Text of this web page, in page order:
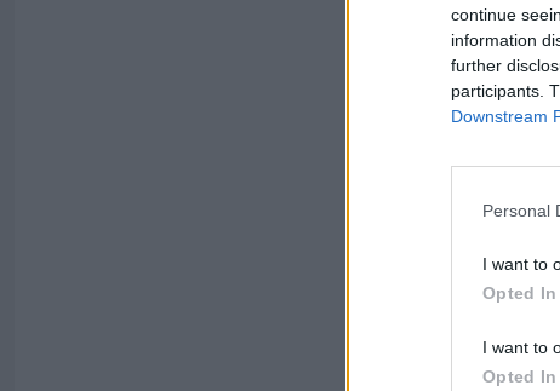
continue
information
further
participants.
Downstream
Personal
I want to
Opted In
I want to
Opted In